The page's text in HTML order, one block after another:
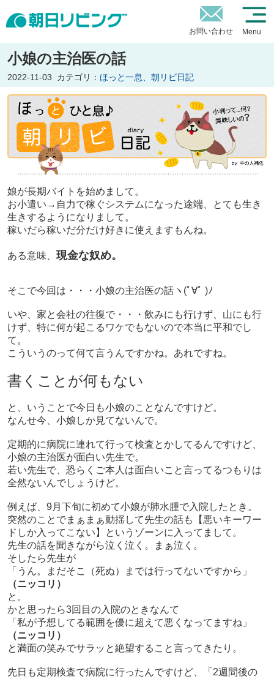
お問い合わせ Menu
小娘の主治医の話
2022-11-03 カテゴリ： ほっと一息、朝リビ日記
娘が長期バイトを始めまして。
お小遣い→自力で稼ぐシステムになった途端、とても生き
生きするようになりまして。
稼いだら稼いだ分だけ好きに使えますもんね。
ある意味、 現金な奴め。
そこで今回は・・・小娘の主治医の話ヽ(ﾟ∀ﾟ )ﾉ
いや、家と会社の往復で・・・飲みにも行けず、山にも行
けず、特に何が起こるワケでもないので本当に平和でし
て。
こういうのって何て言うんですかね。あれですね。
書くことが何もない
と、いうことで今日も小娘のことなんですけど。
なんせ今、小娘しか見てないんで。
定期的に病院に連れて行って検査とかしてるんですけど、
小娘の主治医が面白い先生で。
若い先生で、恐らくご本人は面白いこと言ってるつもりは
全然ないんでしょうけど。
例えば、9月下旬に初めて小娘が肺水腫で入院したとき。
突然のことでまぁまぁ動揺して先生の話も【悪いキーワー
ドしか入ってこない】というゾーンに入ってまして。
先生の話を聞きながら泣く泣く。まぁ泣く。
そしたら先生が
「うん。まだそこ（死ぬ）までは行ってないですから」
（ニッコリ）
と。
かと思ったら3回目の入院のときなんて
「私が予想してる範囲を優に超えて悪くなってますね」
（ニッコリ）
と満面の笑みでサラッと絶望すること言ってきたり。
先日も定期検査で病院に行ったんですけど、「2週間後の